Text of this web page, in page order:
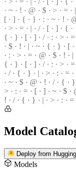
· ~ · ! · @ · $ · > · = ·
[ · ] · { · } · : · ~ · ! ·
· > · = · | · / · [ · ] · { ·
{ · } · [ · ] · / · : · > ·
· $ · ! · | · ~ · { · } · [
· : · > · = · @ · $ · ! ·
{ · } · [ · ] · / · : · > · =
· / · { · } · | · > · : · =
· ~ · $ · @ · ! · / · { ·
> · : · = · [ · ] · ~ · $
! · / · { · } · | · > · : · =
Model
Deploy from
Models